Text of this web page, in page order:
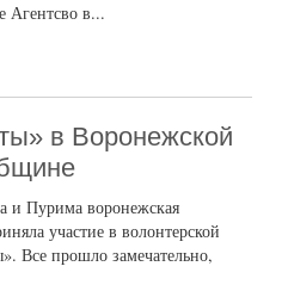
Агентсво в...
в Воронежской
и Пурима воронежская
участие в волонтерской
Все прошло замечательно,